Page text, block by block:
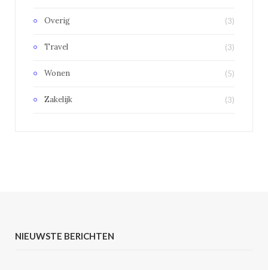
Overig (3)
Travel (3)
Wonen (5)
Zakelijk (3)
NIEUWSTE BERICHTEN